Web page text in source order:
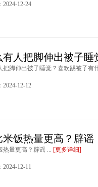
2024-12-24
有人把脚伸出被子
把脚伸出被子睡觉？喜欢踢被子有
2024-12-12
米饭热量更高？辟谣
热量更高？辟谣 ... [更多详细]
12-11